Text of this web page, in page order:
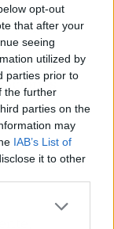
opt-out
that after your
seeing
utilized by
parties prior to
the further
parties on the
may
IAB’s List of
it to other
sin
equipo legal
la
con las
con
clave del